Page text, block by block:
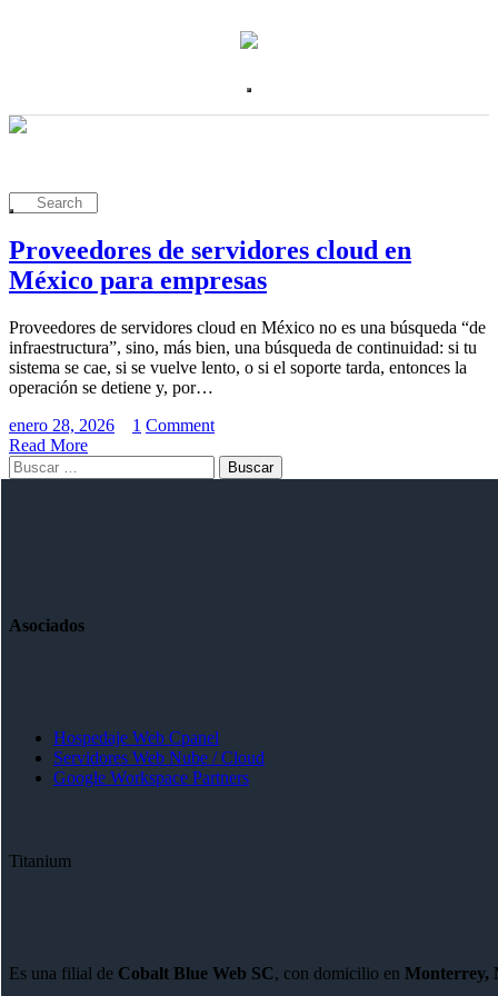
Proveedores de servidores cloud en
México para empresas
Proveedores de servidores cloud en México no es una búsqueda “de
infraestructura”, sino, más bien, una búsqueda de continuidad: si tu
sistema se cae, si se vuelve lento, o si el soporte tarda, entonces la
operación se detiene y, por…
enero 28, 2026
1 Comment
Read More
Buscar:
Asociados
Hospedaje Web Cpanel
Servidores Web Nube / Cloud
Google Workspace Partners
Titanium
Es una filial de Cobalt Blue Web SC, con domicilio en Monterrey,